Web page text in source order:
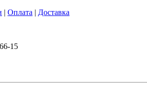
| Оплата | Доставка
15